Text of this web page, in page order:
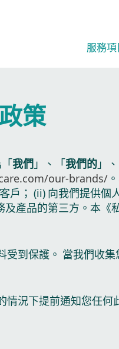
服務項
策
我們」、「我們的」
our-brands/
； (ii) 向我們提供
產品的第三方。本
到保護。 當我們收
況下提前通知您任何